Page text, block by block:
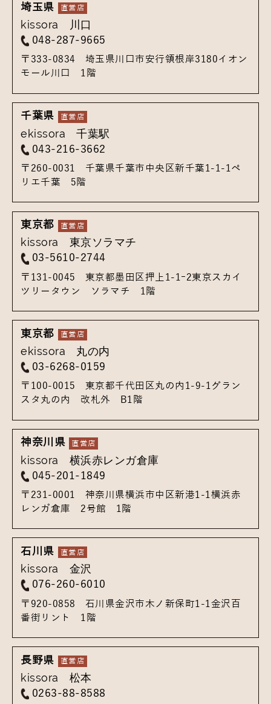
埼玉県
kissora 川口
048-287-9665
〒333-0834 埼玉県川口市安行領根岸3180イオン
モール川口 1階
千葉県
ekissora 千葉駅
043-216-3662
〒260-0031 千葉県千葉市中央区新千葉1-1-1 ペ
リエ千葉 5階
東京都
kissora 東京ソラマチ
03-5610-2744
〒131-0045 東京都墨田区押上1-1ｰ2東京スカイ
ツリータウン ソラマチ 1階
東京都
ekissora 丸の内
03-6268-0159
〒100-0015 東京都千代田区丸の内1-9-1 グラン
スタ丸の内 改札外 B1階
神奈川県
kissora 横浜赤レンガ倉庫
045-201-1849
〒231-0001 神奈川県横浜市中区新港1-1 横浜赤
レンガ倉庫 2号館 1階
石川県
kissora 金沢
076-260-6010
〒920-0858 石川県金沢市木ノ新保町1-1 金沢百
番街リント 1階
長野県
kissora 松本
0263-88-8588